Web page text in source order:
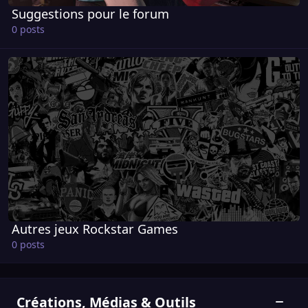
Suggestions pour le forum
0 posts
Autres jeux Rockstar Games
Autres jeux Rockstar Games
0 posts
Créations, Médias & Outils